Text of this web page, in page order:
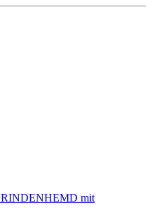
RINDENHEMD mit